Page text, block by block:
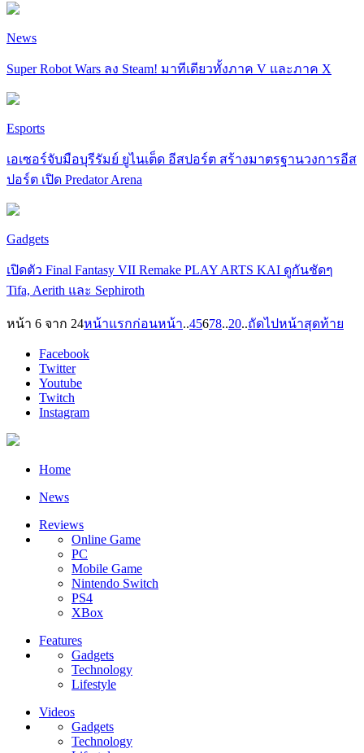
News
Super Robot Wars ลง Steam! มาทีเดียวทั้งภาค V และภาค X
Esports
เอเซอร์จับมือบุรีรัมย์ ยูไนเต็ด อีสปอร์ต สร้างมาตรฐานวงการอีส
ปอร์ต เปิด Predator Arena
Gadgets
เปิดตัว Final Fantasy VII Remake PLAY ARTS KAI ดูกันชัดๆ
Tifa, Aerith และ Sephiroth
หน้า 6 จาก 24หน้าแรกก่อนหน้า..45678..20..ถัดไปหน้าสุดท้าย
Facebook
Twitter
Youtube
Twitch
Instagram
Home
News
Reviews
Online Game
PC
Mobile Game
Nintendo Switch
PS4
XBox
Features
Gadgets
Technology
Lifestyle
Videos
Gadgets
Technology